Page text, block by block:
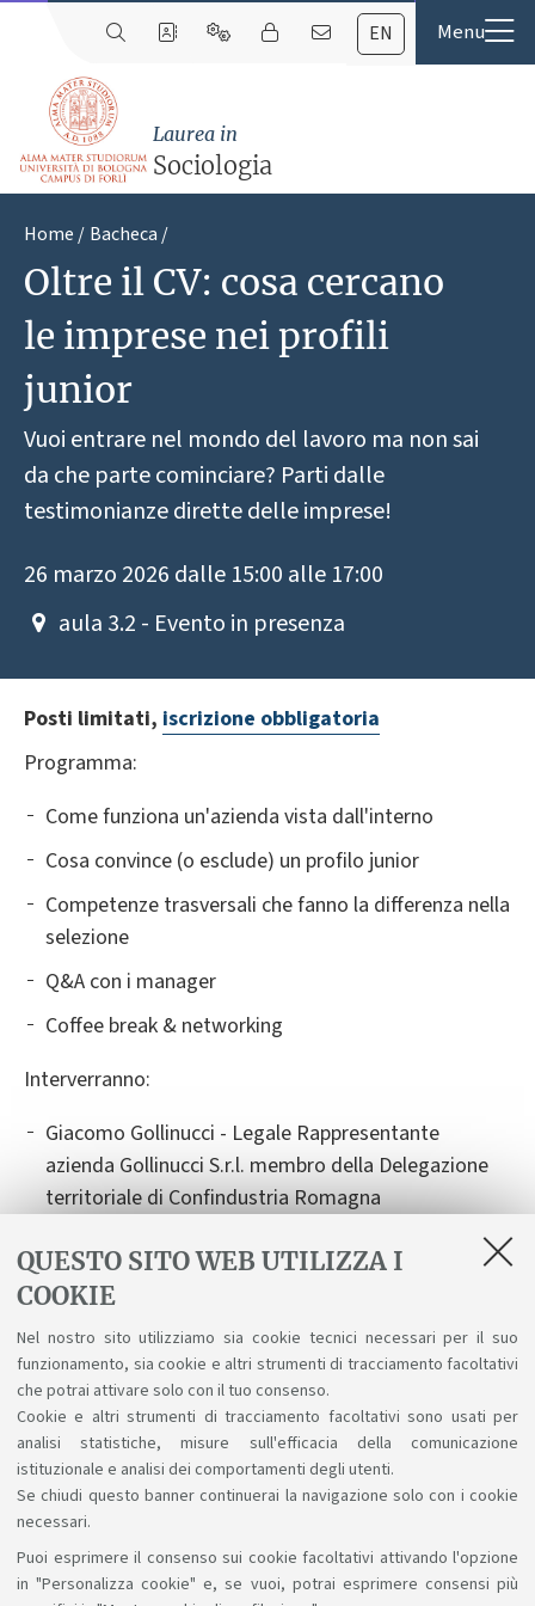
QUESTO SITO WEB UTILIZZA I
COOKIE
Nel nostro sito utilizziamo sia cookie tecnici necessari per il suo
funzionamento, sia cookie e altri strumenti di tracciamento facoltativi
che potrai attivare solo con il tuo consenso.
Cookie e altri strumenti di tracciamento facoltativi sono usati per
analisi statistiche, misure sull'efficacia della comunicazione
istituzionale e analisi dei comportamenti degli utenti.
Se chiudi questo banner continuerai la navigazione solo con i cookie
necessari.
Puoi esprimere il consenso sui cookie facoltativi attivando l'opzione
in "Personalizza cookie" e, se vuoi, potrai esprimere consensi più
EN
Laurea in
Sociologia
Home Bacheca
Oltre il CV: cosa cercano
le imprese nei profili
junior
Vuoi entrare nel mondo del lavoro ma non sai
da che parte cominciare? Parti dalle
testimonianze dirette delle imprese!
26 marzo 2026 dalle 15:00 alle 17:00
aula 3.2 - Evento in presenza
Posti limitati, iscrizione obbligatoria
Programma:
Come funziona un'azienda vista dall'interno
Cosa convince (o esclude) un profilo junior
Competenze trasversali che fanno la differenza nella
selezione
Q&A con i manager
Coffee break & networking
Interverranno:
Giacomo Gollinucci - Legale Rappresentante
azienda Gollinucci S.r.l. membro della Delegazione
territoriale di Confindustria Romagna
e Presidente della Delegazione territoriale di
Confindustria Romagna
Ombretta Sequino - Legale Rappresentante Mase
Generators S.p.a. e Consigliere Delegato di
Confindustria Romagna
Sosteniamo il diritto alla conoscenza